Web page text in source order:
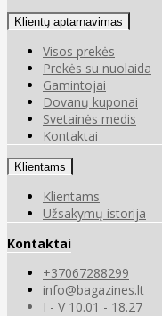
Klientų aptarnavimas
Visos prekės
Prekės su nuolaida
Gamintojai
Dovanų kuponai
Svetainės medis
Kontaktai
Klientams
Klientams
Užsakymų istorija
Kontaktai
+37067288299
info@bagazines.lt
I - V 10.01 - 18.27